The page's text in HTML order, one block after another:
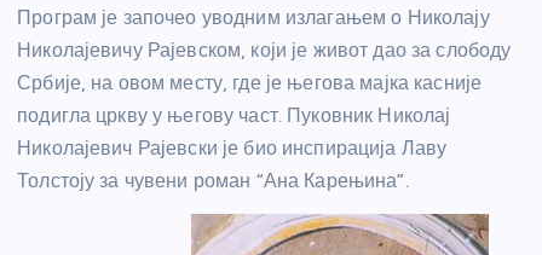
Програм је започео уводним излагањем о Николају
Николајевичу Рајевском, који је живот дао за слободу
Србије, на овом месту, где је његова мајка касније
подигла цркву у његову част. Пуковник Николај
Николајевич Рајевски је био инспирација Лаву
Толстоју за чувени роман “Ана Карењина”.